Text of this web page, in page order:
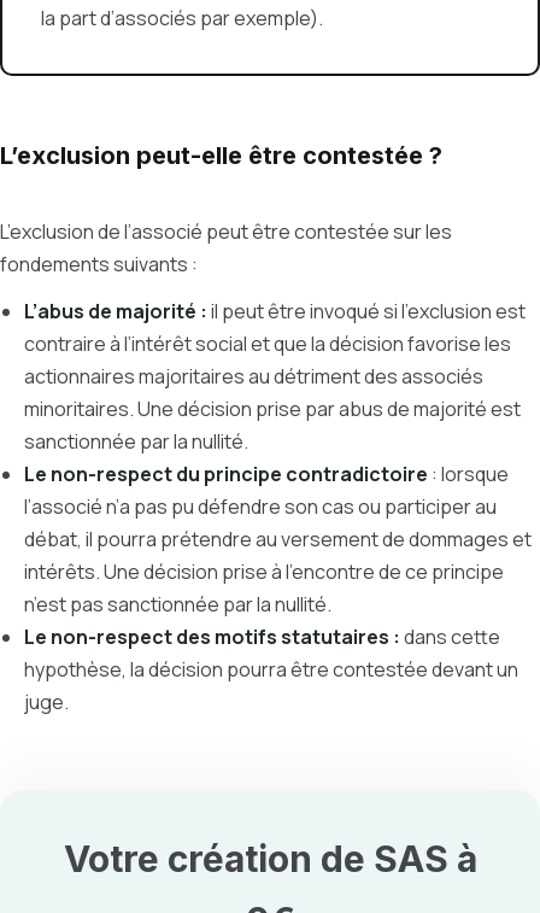
la part d’associés par exemple).
L’exclusion peut-elle être contestée ?
L’exclusion de l’associé peut être contestée sur les
fondements suivants :
L’abus de majorité : il peut être invoqué si l’exclusion est
contraire à l’intérêt social et que la décision favorise les
actionnaires majoritaires au détriment des associés
minoritaires. Une décision prise par abus de majorité est
sanctionnée par la nullité.
Le non-respect du principe contradictoire : lorsque
l’associé n’a pas pu défendre son cas ou participer au
débat, il pourra prétendre au versement de dommages et
intérêts. Une décision prise à l’encontre de ce principe
n’est pas sanctionnée par la nullité.
Le non-respect des motifs statutaires : dans cette
hypothèse, la décision pourra être contestée devant un
juge.
Votre création de SAS à